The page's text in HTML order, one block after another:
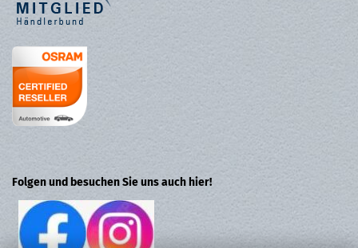
Folgen und besuchen Sie uns auch hier!